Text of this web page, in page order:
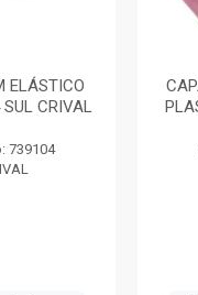
ELÁSTICO
CRIVAL
739104